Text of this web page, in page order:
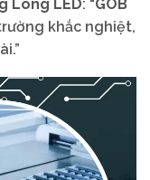
Long LED: “GOB
khắc nghiệt,